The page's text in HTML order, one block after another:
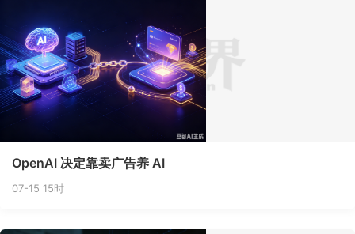
OpenAI 决定靠卖广告养 AI
07-15 15时